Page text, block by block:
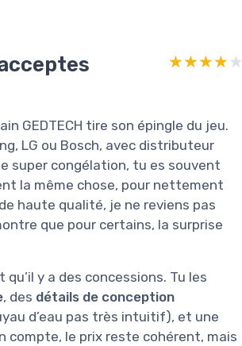
★★★★★
★★★★★
GEDTECH tire son épingle du jeu.
LG ou Bosch, avec distributeur
super congélation, tu es souvent
la même chose, pour nettement
haute qualité, je ne reviens pas
que pour certains, la surprise
y a des concessions. Tu les
, des détails de conception
d’eau pas très intuitif), et une
compte, le prix reste cohérent, mais